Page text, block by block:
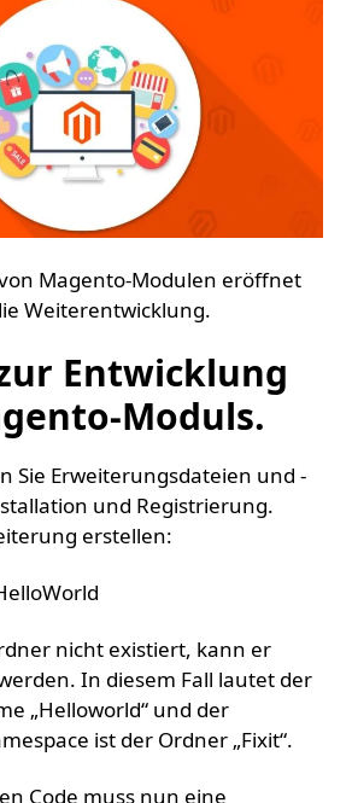
Magento-Modulen eröffnet
Weiterentwicklung.
Entwicklung
Moduls.
Sie Erweiterungsdateien und -
und Registrierung.
erstellen:
nicht existiert, kann er
In diesem Fall lautet der
„Helloworld“ und der
ist der Ordner „Fixit“.
Code muss nun eine